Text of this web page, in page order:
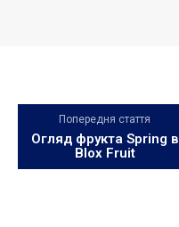
Попередня стаття
Огляд фрукта Spring в
Blox Fruit